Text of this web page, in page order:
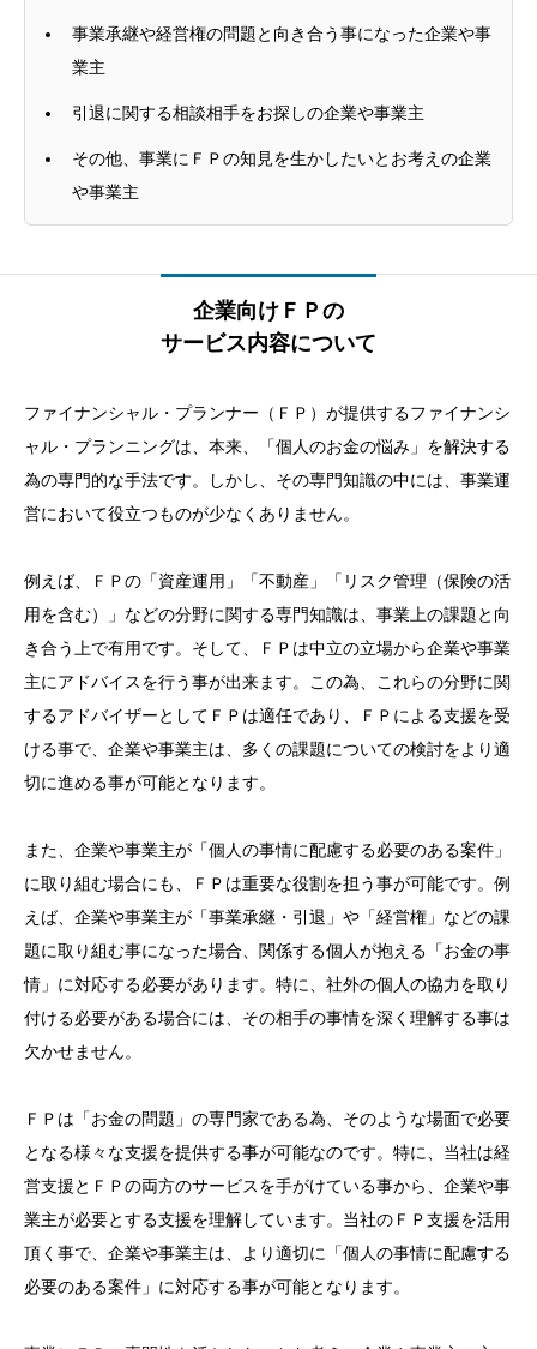
事業承継や経営権の問題と向き合う事になった企業や事
業主
引退に関する相談相手をお探しの企業や事業主
その他、事業にＦＰの知見を生かしたいとお考えの企業
や事業主
企業向けＦＰの
サービス内容について
ファイナンシャル・プランナー（ＦＰ）が提供するファイナンシ
ャル・プランニングは、本来、「個人のお金の悩み」を解決する
為の専門的な手法です。しかし、その専門知識の中には、事業運
営において役立つものが少なくありません。
例えば、ＦＰの「資産運用」「不動産」「リスク管理（保険の活
用を含む）」などの分野に関する専門知識は、事業上の課題と向
き合う上で有用です。そして、ＦＰは中立の立場から企業や事業
主にアドバイスを行う事が出来ます。この為、これらの分野に関
するアドバイザーとしてＦＰは適任であり、ＦＰによる支援を受
ける事で、企業や事業主は、多くの課題についての検討をより適
切に進める事が可能となります。
また、企業や事業主が「個人の事情に配慮する必要のある案件」
に取り組む場合にも、ＦＰは重要な役割を担う事が可能です。例
えば、企業や事業主が「事業承継・引退」や「経営権」などの課
題に取り組む事になった場合、関係する個人が抱える「お金の事
情」に対応する必要があります。特に、社外の個人の協力を取り
付ける必要がある場合には、その相手の事情を深く理解する事は
欠かせません。
ＦＰは「お金の問題」の専門家である為、そのような場面で必要
となる様々な支援を提供する事が可能なのです。特に、当社は経
営支援とＦＰの両方のサービスを手がけている事から、企業や事
業主が必要とする支援を理解しています。当社のＦＰ支援を活用
頂く事で、企業や事業主は、より適切に「個人の事情に配慮する
必要のある案件」に対応する事が可能となります。